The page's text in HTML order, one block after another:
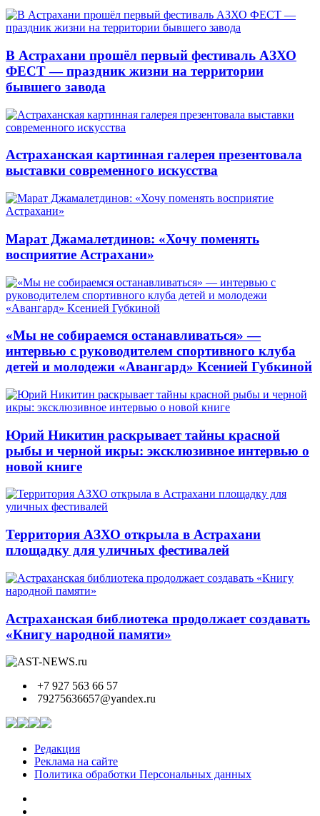
В Астрахани прошёл первый фестиваль АЗХО
ФЕСТ — праздник жизни на территории
бывшего завода
Астраханская картинная галерея презентовала
выставки современного искусства
Марат Джамалетдинов: «Хочу поменять
восприятие Астрахани»
«Мы не собираемся останавливаться» —
интервью с руководителем спортивного клуба
детей и молодежи «Авангард» Ксенией Губкиной
Юрий Никитин раскрывает тайны красной
рыбы и черной икры: эксклюзивное интервью о
новой книге
Территория АЗХО открыла в Астрахани
площадку для уличных фестивалей
Астраханская библиотека продолжает создавать
«Книгу народной памяти»
+7 927 563 66 57
79275636657@yandex.ru
Редакция
Реклама на сайте
Политика обработки Персональных данных